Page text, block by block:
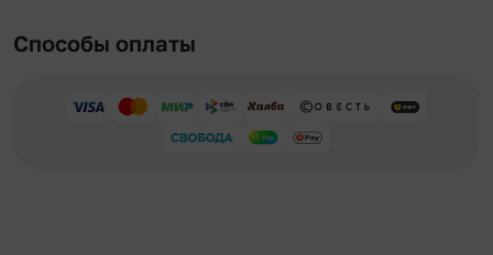
Способы оплаты